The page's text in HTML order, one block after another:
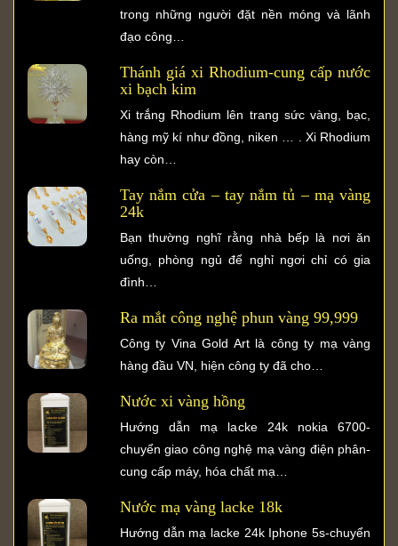
trong những người đặt nền móng và lãnh
đạo công…
Thánh giá xi Rhodium-cung cấp nước
xi bạch kim
Xi trắng Rhodium lên trang sức vàng, bạc,
hàng mỹ kí như đồng, niken … . Xi Rhodium
hay còn…
Tay nắm cửa – tay nắm tủ – mạ vàng
24k
Bạn thường nghĩ rằng nhà bếp là nơi ăn
uống, phòng ngủ để nghỉ ngơi chỉ có gia
đình…
Ra mắt công nghệ phun vàng 99,999
Công ty Vina Gold Art là công ty mạ vàng
hàng đầu VN, hiện công ty đã cho…
Nước xi vàng hồng
Hướng dẫn mạ lacke 24k nokia 6700-
chuyển giao công nghệ mạ vàng điện phân-
cung cấp máy, hóa chất mạ…
Nước mạ vàng lacke 18k
Hướng dẫn mạ lacke 24k Iphone 5s-chuyển